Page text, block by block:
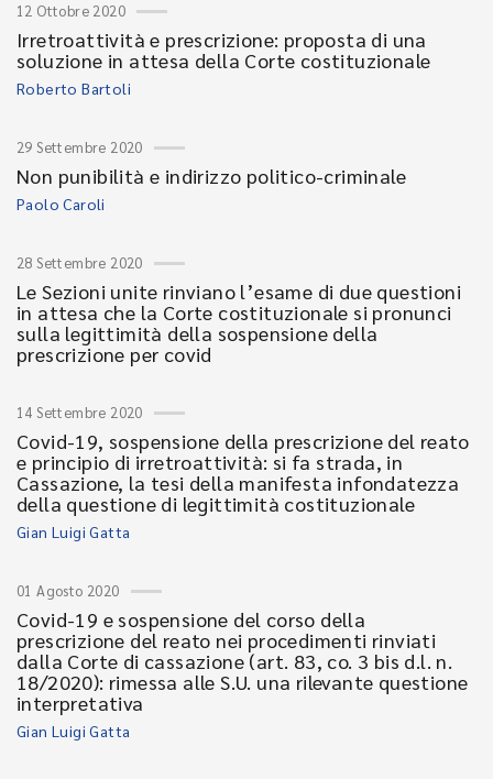
12 Ottobre 2020
Irretroattività e prescrizione: proposta di una
soluzione in attesa della Corte costituzionale
Roberto Bartoli
29 Settembre 2020
Non punibilità e indirizzo politico-criminale
Paolo Caroli
28 Settembre 2020
Le Sezioni unite rinviano l’esame di due questioni
in attesa che la Corte costituzionale si pronunci
sulla legittimità della sospensione della
prescrizione per covid
14 Settembre 2020
Covid-19, sospensione della prescrizione del reato
e principio di irretroattività: si fa strada, in
Cassazione, la tesi della manifesta infondatezza
della questione di legittimità costituzionale
Gian Luigi Gatta
01 Agosto 2020
Covid-19 e sospensione del corso della
prescrizione del reato nei procedimenti rinviati
dalla Corte di cassazione (art. 83, co. 3 bis d.l. n.
18/2020): rimessa alle S.U. una rilevante questione
interpretativa
Gian Luigi Gatta